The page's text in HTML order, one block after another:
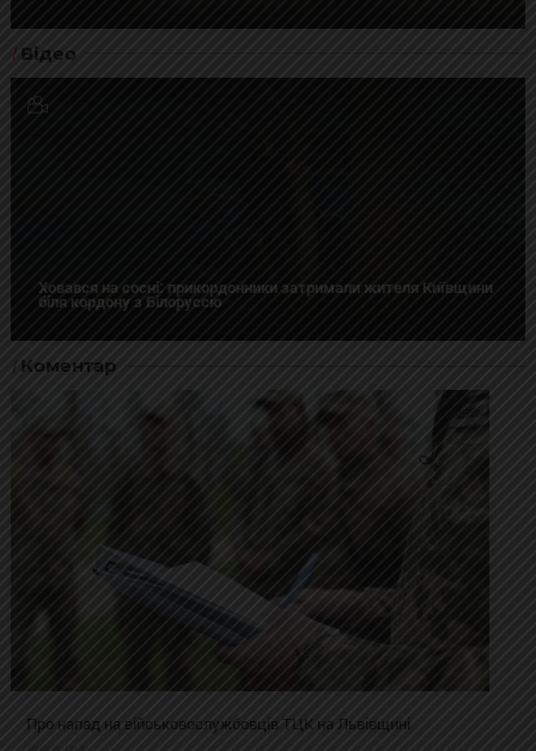
Відео
Ховався на сосні: прикордонники затримали жителя Київщини
біля кордону з Білоруссю
Коментар
Про напад на військовослужбовців ТЦК на Львівщині